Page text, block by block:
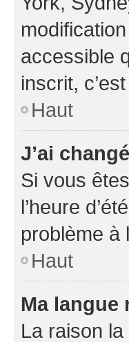
accessible
inscrit,
Haut
J’ai
Si vous
l’heure
problème à
Haut
Ma langue
La raison la